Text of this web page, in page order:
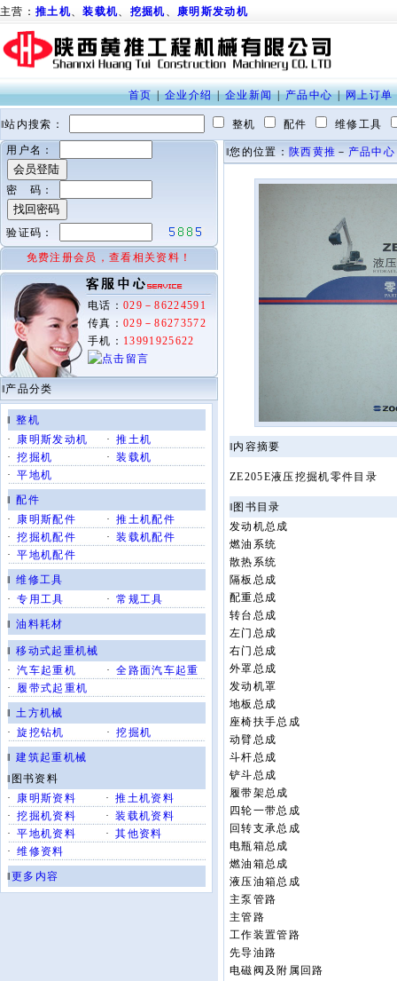
主营： 推土机、装载机、 挖掘机、 康明斯发动机
首页|企业介绍|企业新闻|产品中心|网上订单
‖站内搜索： 整机 配件 维修工具
用户名：
密 码：
验证码：
免费注册会员，查看相关资料！
电话： 029－86224591
传真： 029－86273572
手机： 13991925622
‖产品分类
‖整机
· 康明斯发动机 ·推土机
·挖掘机 ·装载机
·平地机
‖配件
· 康明斯配件 ·推土机配件
·挖掘机配件 ·装载机配件
·平地机配件
‖维修工具
·专用工具 ·常规工具
‖油料耗材
‖移动式起重机械
·汽车起重机 ·全路面汽车起重
· 履带式起重机
‖土方机械
·旋挖钻机 ·挖掘机
‖建筑起重机械
‖图书资料
· 康明斯资料 ·推土机资料
·挖掘机资料 ·装载机资料
·平地机资料 ·其他资料
·维修资料
‖更多内容
‖您的位置： 陕西黄推 － 产品中
‖内容摘要
ZE205E液压挖掘机零件目录
‖图书目录
发动机总成
燃油系统
散热系统
隔板总成
配重总成
转台总成
左门总成
右门总成
外罩总成
发动机罩
地板总成
座椅扶手总成
动臂总成
斗杆总成
铲斗总成
履带架总成
四轮一带总成
回转支承总成
电瓶箱总成
燃油箱总成
液压油箱总成
主泵管路
主管路
工作装置管路
先导油路
电磁阀及附属回路